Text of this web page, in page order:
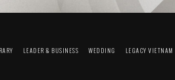
LEADER & BUSINESS WEDDING LEGACY VIETNAM